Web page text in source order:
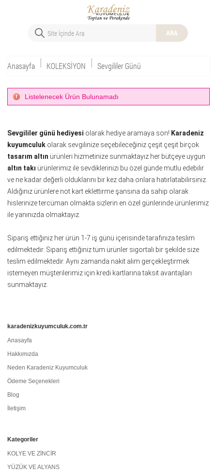
ARA
Anasayfa | KOLEKSİYON | Sevgililer Günü
Listelenecek Ürün Bulunamadı
Sevgililer günü hediyesi olarak hediye aramaya son! Karadeniz
kuyumculuk olarak sevgilinize seçebileceğiniz çeşit çeşit birçok
tasarım altın ürünleri hizmetinize sunmaktayız her bütçeye uygun
altın takı ürünlerimiz ile sevdiklerinizi bu özel günde mutlu edebilir
ve ne kadar değerli olduklarını bir kez daha onlara hatırlatabilirsiniz.
Aldığınız ürünlere not kart eklettirme şansına da sahip olarak
hislerinize tercüman olmakta sizlerin en özel günlerinde ürünlerimiz
ile yanınızda olmaktayız.
Sipariş ettiğiniz her ürün 1-7 iş günü içerisinde tarafınıza teslim
edilmektedir. Sipariş ettiğiniz tüm ürünler sigortalı bir şekilde size
teslim edilmektedir. Aynı zamanda nakit alım gerçekleştirmek
istemeyen müşterilerimiz için kredi kartlarına taksit avantajları
sunmaktayız.
karadenizkuyumculuk.com.tr
Anasayfa
Hakkımızda
Neden Karadeniz Kuyumculuk
Ödeme Seçenekleri
Blog
İletişim
Kategoriler
KOLYE VE ZİNCİR
YÜZÜK VE ALYANS